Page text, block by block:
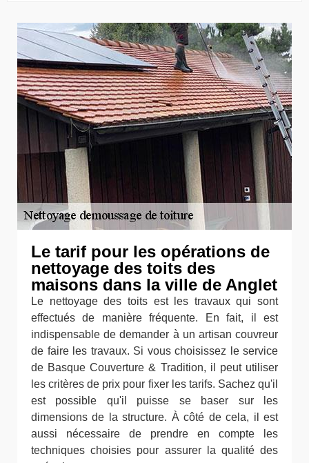
Le tarif pour les opérations de
nettoyage des toits des
maisons dans la ville de Anglet
Le nettoyage des toits est les travaux qui sont
effectués de manière fréquente. En fait, il est
indispensable de demander à un artisan couvreur
de faire les travaux. Si vous choisissez le service
de Basque Couverture & Tradition, il peut utiliser
les critères de prix pour fixer les tarifs. Sachez qu'il
est possible qu'il puisse se baser sur les
dimensions de la structure. À côté de cela, il est
aussi nécessaire de prendre en compte les
techniques choisies pour assurer la qualité des